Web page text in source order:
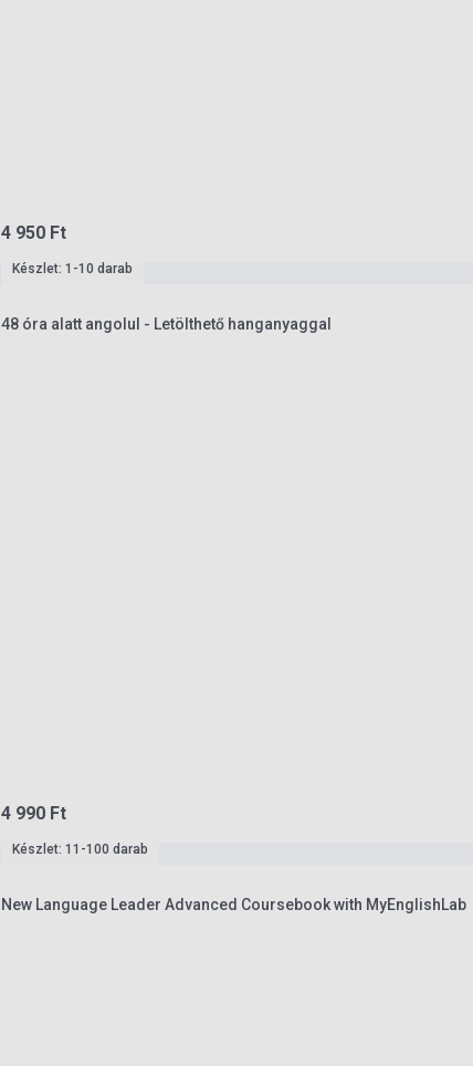
4 950 Ft
Készlet: 1-10 darab
48 óra alatt angolul - Letölthető hanganyaggal
4 990 Ft
Készlet: 11-100 darab
New Language Leader Advanced Coursebook with MyEnglishLab